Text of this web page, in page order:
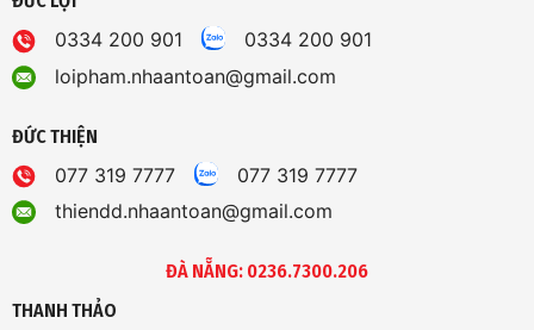
0334 200 901
0334 200 901
loipham.nhaantoan@gmail.com
ĐỨC THIỆN
077 319 7777
077 319 7777
thiendd.nhaantoan@gmail.com
ĐÀ NẴNG: 0236.7300.206
THANH THẢO